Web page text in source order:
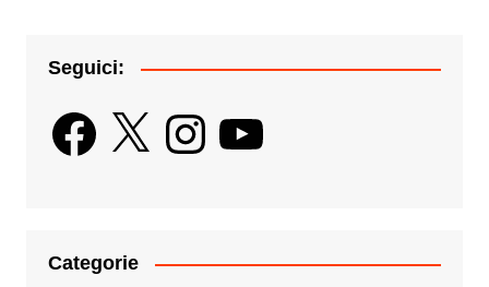
Seguici:
Facebook
X InstagramYouTube
Categorie